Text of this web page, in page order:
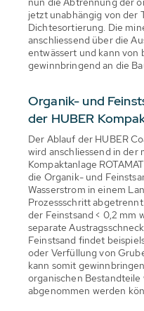
jetzt unabhängig von der
Dichtesortierung. Die
anschliessend über die
entwässert und kann von
gewinnbringend an die
Organik- und
der HUBER
Der Ablauf der HUBER
wird anschliessend in
Kompaktanlage
die Organik- und
Wasserstrom in einem
Prozessschritt
der Feinstsand < 0,2 mm
separate
Feinstsand findet
oder Verfüllung von
kann somit
organischen Bestandteile
abgenommen werden